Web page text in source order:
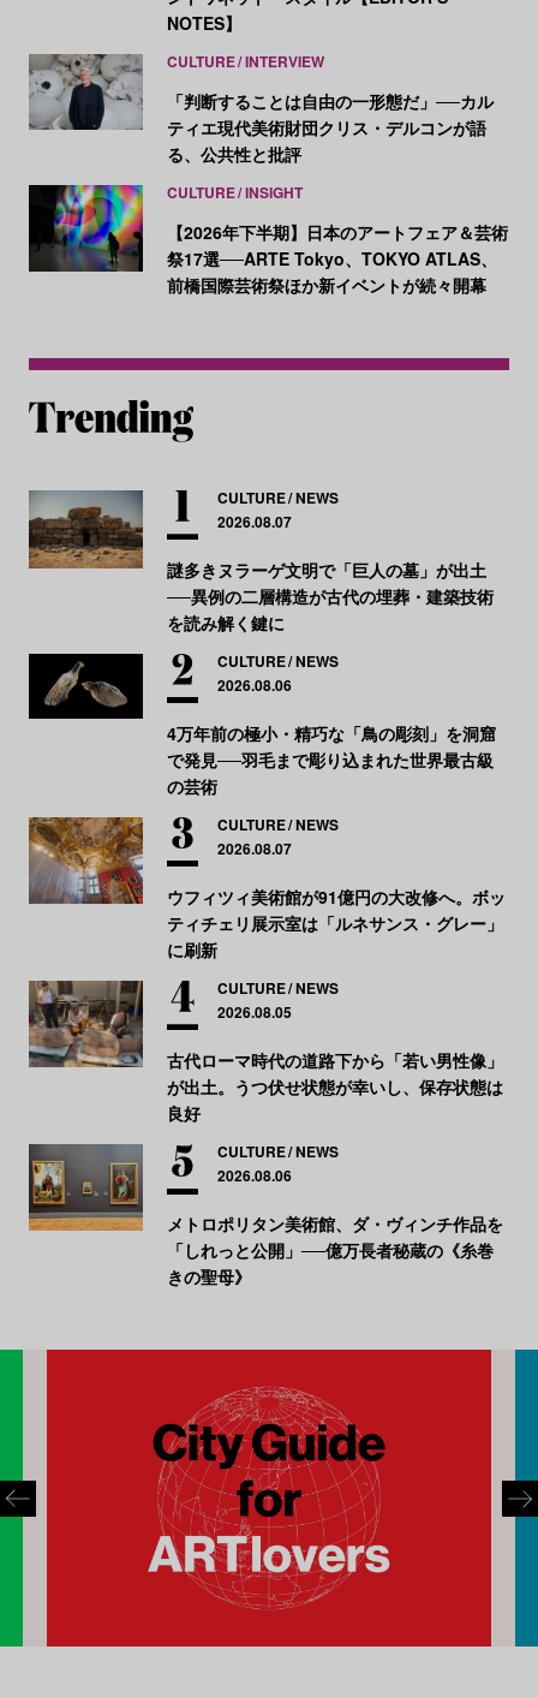
NOTES】
CULTURE INTERVIEW
「判断することは自由の一形態だ」──カル
ティエ現代美術財団クリス・デルコンが語
る、公共性と批評
CULTURE INSIGHT
【2026年下半期】日本のアートフェア＆芸術
祭17選──ARTE Tokyo、TOKYO ATLAS、
前橋国際芸術祭ほか新イベントが続々開幕
CULTURE NEWS
2026.08.07
謎多きヌラーゲ文明で「巨人の墓」が出土
──異例の二層構造が古代の埋葬・建築技術
を読み解く鍵に
CULTURE NEWS
2026.08.06
4万年前の極小・精巧な「鳥の彫刻」を洞窟
で発見──羽毛まで彫り込まれた世界最古級
の芸術
CULTURE NEWS
2026.08.07
ウフィツィ美術館が91億円の大改修へ。ボッ
ティチェリ展示室は「ルネサンス・グレー」
に刷新
CULTURE NEWS
2026.08.05
古代ローマ時代の道路下から「若い男性像」
が出土。うつ伏せ状態が幸いし、保存状態は
良好
CULTURE NEWS
2026.08.06
メトロポリタン美術館、ダ・ヴィンチ作品を
「しれっと公開」──億万長者秘蔵の《糸巻
きの聖母》